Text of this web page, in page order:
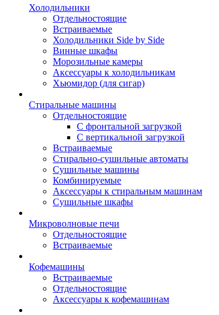
Холодильники
Отдельностоящие
Встраиваемые
Холодильники Side by Side
Винные шкафы
Морозильные камеры
Аксессуары к холодильникам
Хьюмидор (для сигар)
Стиральные машины
Отдельностоящие
С фронтальной загрузкой
С вертикальной загрузкой
Встраиваемые
Стирально-сушильные автоматы
Сушильные машины
Комбинируемые
Аксессуары к стиральным машинам
Сушильные шкафы
Микроволновые печи
Отдельностоящие
Встраиваемые
Кофемашины
Встраиваемые
Отдельностоящие
Аксессуары к кофемашинам